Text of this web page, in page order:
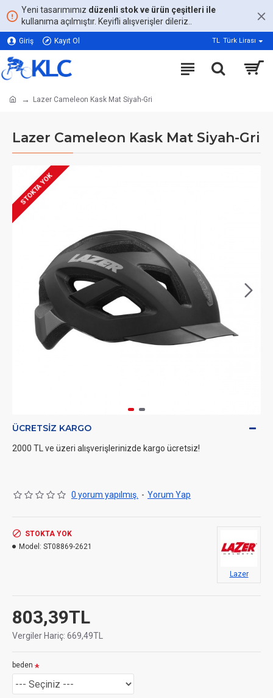
Yeni tasarımımız düzenli stok ve ürün çeşitleri ile
kullanıma açılmıştır. Keyifli alışverişler dileriz..
Giriş Kayıt Ol TL Türk Lirası
Lazer Cameleon Kask Mat Siyah-Gri
Lazer Cameleon Kask Mat Siyah-Gri
STOKTA YOK
ÜCRETSIZ KARGO
2000 TL ve üzeri alışverişlerinizde kargo ücretsiz!
0 yorum yapılmış. - Yorum Yap
803,39TL
Vergiler Hariç: 669,49TL
STOKTA YOK
Model: ST08869-2621
Lazer
beden